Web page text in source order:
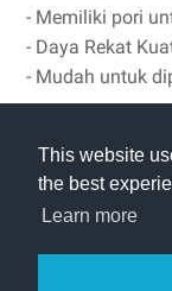
This website
the best
Learn more
- Memiliki pori
- Daya Rekat
- Mudah untuk